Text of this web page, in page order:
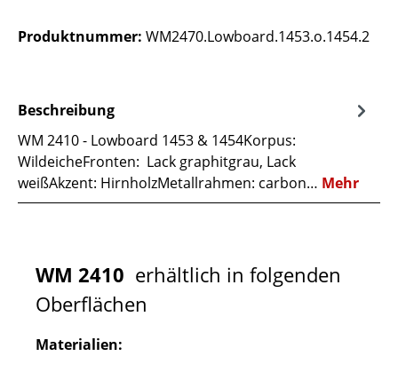
Produktnummer: WM2470.Lowboard.1453.o.1454.2
Beschreibung
WM 2410 - Lowboard 1453 & 1454Korpus:
WildeicheFronten: Lack graphitgrau, Lack
weißAkzent: HirnholzMetallrahmen: carbon… Mehr
WM 2410 erhältlich in folgenden
Oberflächen
Materialien: